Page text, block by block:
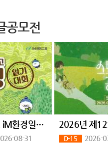
공모전
제18회 전국 초·중·고 iM환경일기 대회(~8/31)
08-31
D-15
2026-